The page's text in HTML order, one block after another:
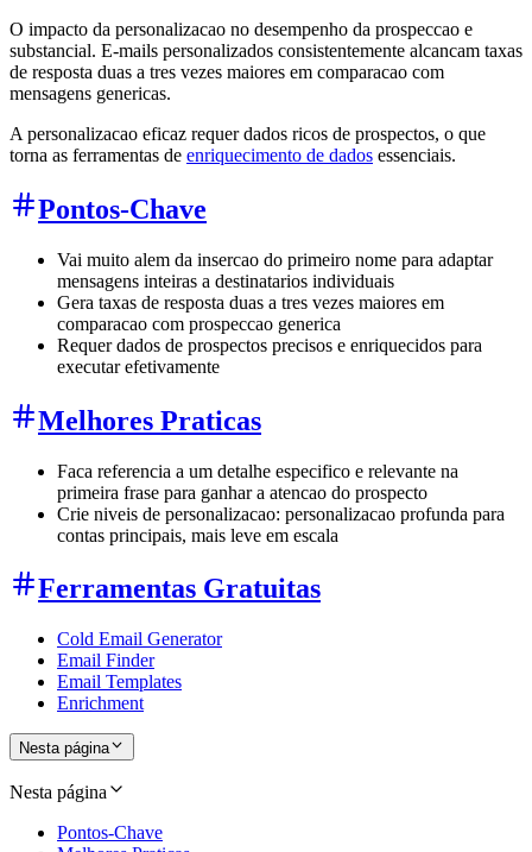
O impacto da personalizacao no desempenho da prospeccao e
substancial. E-mails personalizados consistentemente alcancam taxas
de resposta duas a tres vezes maiores em comparacao com
mensagens genericas.
A personalizacao eficaz requer dados ricos de prospectos, o que
torna as ferramentas de enriquecimento de dados essenciais.
Pontos-Chave
Vai muito alem da insercao do primeiro nome para adaptar
mensagens inteiras a destinatarios individuais
Gera taxas de resposta duas a tres vezes maiores em
comparacao com prospeccao generica
Requer dados de prospectos precisos e enriquecidos para
executar efetivamente
Melhores Praticas
Faca referencia a um detalhe especifico e relevante na
primeira frase para ganhar a atencao do prospecto
Crie niveis de personalizacao: personalizacao profunda para
contas principais, mais leve em escala
Ferramentas Gratuitas
Cold Email Generator
Email Finder
Email Templates
Enrichment
Nesta página
Nesta página
Pontos-Chave